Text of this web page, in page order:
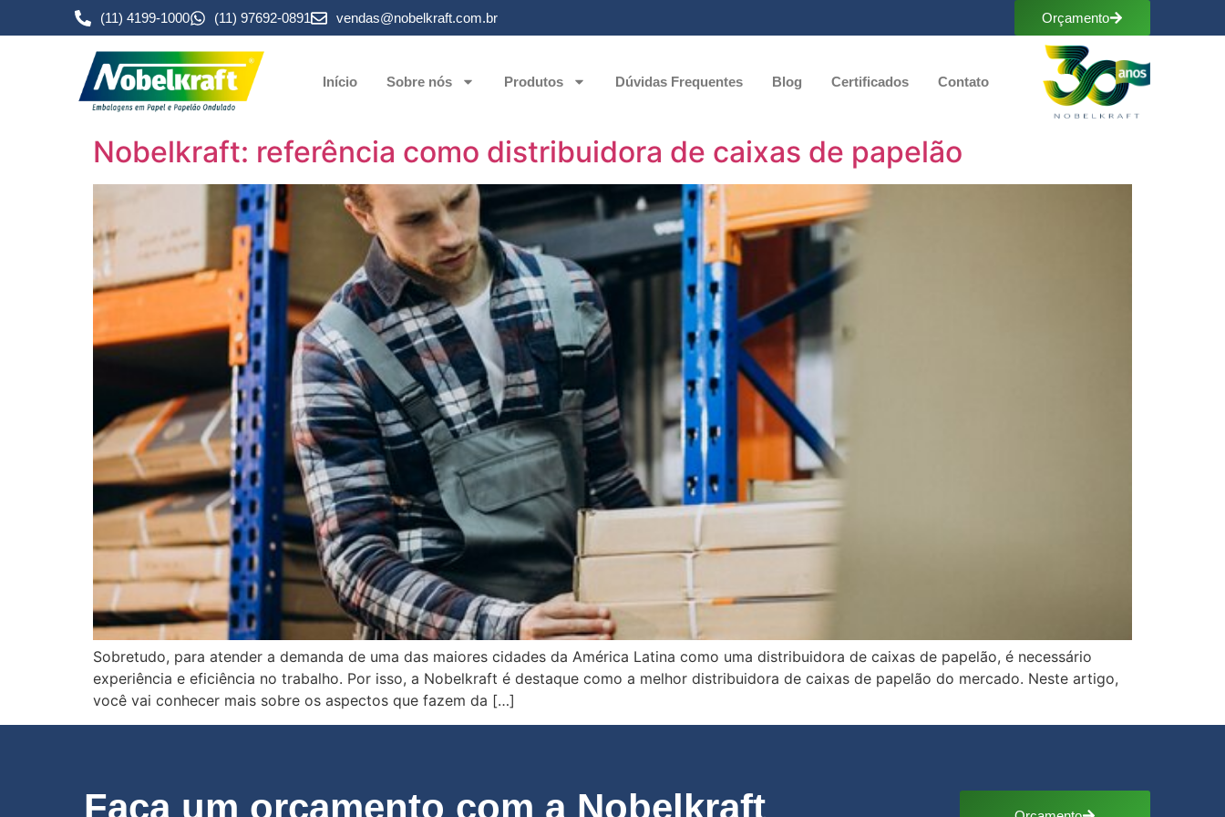
(11) 4199-1000 (11) 97692-0891 vendas@nobelkraft.com.br Orçamento
Início Sobre nós Produtos Dúvidas Frequentes Blog Certificados Contato
Nobelkraft: referência como distribuidora de caixas de papelão
Sobretudo, para atender a demanda de uma das maiores cidades da América Latina como uma distribuidora de caixas de papelão, é necessário
experiência e eficiência no trabalho. Por isso, a Nobelkraft é destaque como a melhor distribuidora de caixas de papelão do mercado. Neste artigo,
você vai conhecer mais sobre os aspectos que fazem da […]
Faça um orçamento com a Nobelkraft